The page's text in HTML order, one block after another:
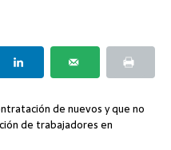
de nuevos y que no
de trabajadores en